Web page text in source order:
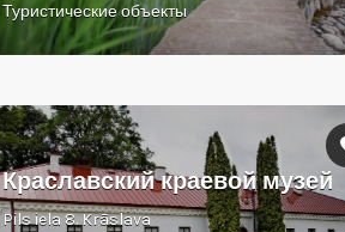
Туристические объекты
Краславский краевой музей
Pils iela 8. Krāslava